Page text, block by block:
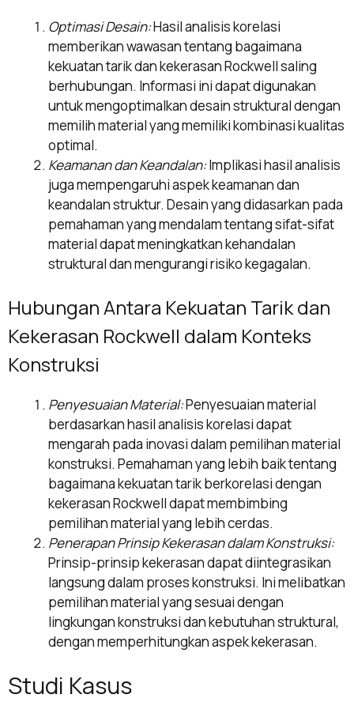
Optimasi Desain:Hasil analisis korelasi
memberikan wawasan tentang bagaimana
kekuatan tarik dan kekerasan Rockwell saling
berhubungan. Informasi ini dapat digunakan
untuk mengoptimalkan desain struktural dengan
memilih material yang memiliki kombinasi kualitas
optimal.
Keamanan dan Keandalan:Implikasi hasil analisis
juga mempengaruhi aspek keamanan dan
keandalan struktur. Desain yang didasarkan pada
pemahaman yang mendalam tentang sifat-sifat
material dapat meningkatkan kehandalan
struktural dan mengurangi risiko kegagalan.
Hubungan Antara Kekuatan Tarik dan
Kekerasan Rockwell dalam Konteks
Konstruksi
Penyesuaian Material:Penyesuaian material
berdasarkan hasil analisis korelasi dapat
mengarah pada inovasi dalam pemilihan material
konstruksi. Pemahaman yang lebih baik tentang
bagaimana kekuatan tarik berkorelasi dengan
kekerasan Rockwell dapat membimbing
pemilihan material yang lebih cerdas.
Penerapan Prinsip Kekerasan dalam Konstruksi:
Prinsip-prinsip kekerasan dapat diintegrasikan
langsung dalam proses konstruksi. Ini melibatkan
pemilihan material yang sesuai dengan
lingkungan konstruksi dan kebutuhan struktural,
dengan memperhitungkan aspek kekerasan.
Studi Kasus